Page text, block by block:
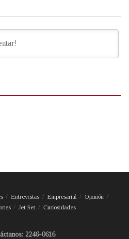
Entrevistas Empresarial
Opinión
Jet Set Curiosidades
2246-0616